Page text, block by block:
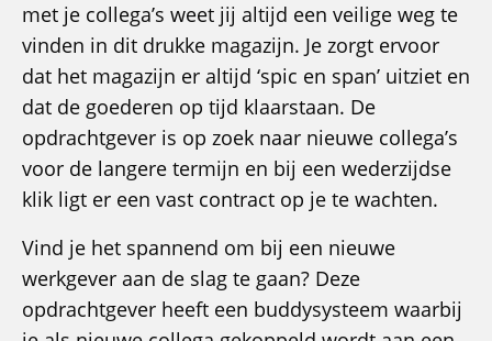
met je collega’s weet jij altijd een veilige weg te
vinden in dit drukke magazijn. Je zorgt ervoor
dat het magazijn er altijd ‘spic en span’ uitziet en
dat de goederen op tijd klaarstaan. De
opdrachtgever is op zoek naar nieuwe collega’s
voor de langere termijn en bij een wederzijdse
klik ligt er een vast contract op je te wachten.
Vind je het spannend om bij een nieuwe
werkgever aan de slag te gaan? Deze
opdrachtgever heeft een buddysysteem waarbij